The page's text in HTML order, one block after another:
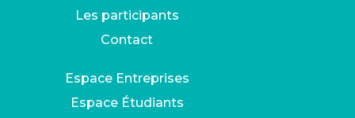
Les participants
Contact
Espace Entreprises
Espace Étudiants